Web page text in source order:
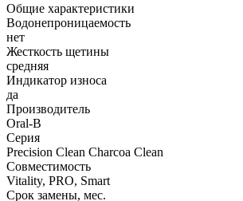
Общие характеристики
Водонепроницаемость
нет
Жесткость щетины
средняя
Индикатор износа
да
Производитель
Oral-B
Серия
Precision Clean Charcoa Clean
Совместимость
Vitality, PRO, Smart
Срок замены, мес.